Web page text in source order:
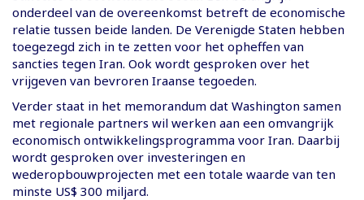
onderdeel van de overeenkomst betreft de economische
relatie tussen beide landen. De Verenigde Staten hebben
toegezegd zich in te zetten voor het opheffen van
sancties tegen Iran. Ook wordt gesproken over het
vrijgeven van bevroren Iraanse tegoeden.
Verder staat in het memorandum dat Washington samen
met regionale partners wil werken aan een omvangrijk
economisch ontwikkelingsprogramma voor Iran. Daarbij
wordt gesproken over investeringen en
wederopbouwprojecten met een totale waarde van ten
minste US$ 300 miljard.